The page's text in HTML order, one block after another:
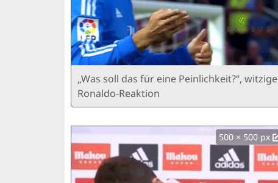
„Was soll das für eine Peinlichkeit?“, witzige
Ronaldo-Reaktion
500 × 500 px